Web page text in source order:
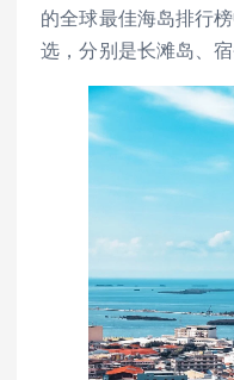
的全球最佳海岛排行
选，分别是长滩岛、宿